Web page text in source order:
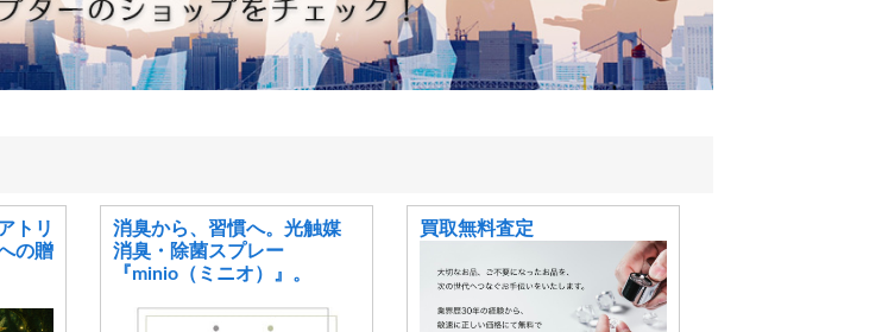
トリ
の贈
消臭から、習慣へ。光触媒
消臭・除菌スプレー
『minio（ミニオ）』。
買取無料査定